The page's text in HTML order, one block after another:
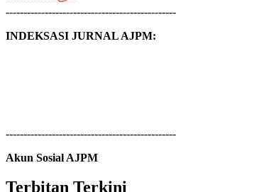
------------------------------------------------
INDEKSASI JURNAL AJPM:
------------------------------------------------
Akun Sosial AJPM
Terbitan Terkini